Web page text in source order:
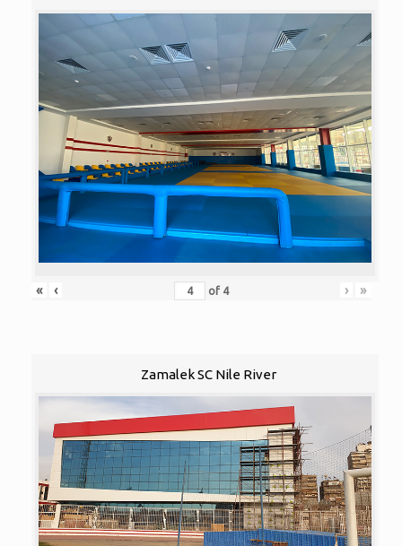
« ‹ of 4 › »
Zamalek SC Nile River